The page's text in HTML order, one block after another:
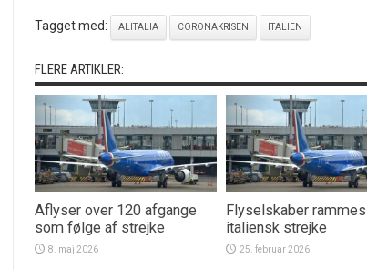
Tagget med: ALITALIA CORONAKRISEN ITALIEN
FLERE ARTIKLER:
Aflyser over 120 afgange
som følge af strejke
8. maj 2026
Flyselskaber
italiensk strejke
25. februar 2026